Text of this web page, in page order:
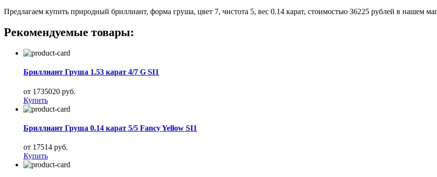
Предлагаем купить природный бриллиант, форма груша, цвет 7, чистота 5, вес 0.14 карат, стоимостью 36225 рублей в нашем
Рекомендуемые товары:
Бриллиант Груша 1.53 карат 4/7 G SI1
от 1735020 руб.
Купить
Бриллиант Груша 0.14 карат 5/5 Fancy Yellow SI1
от 17514 руб.
Купить